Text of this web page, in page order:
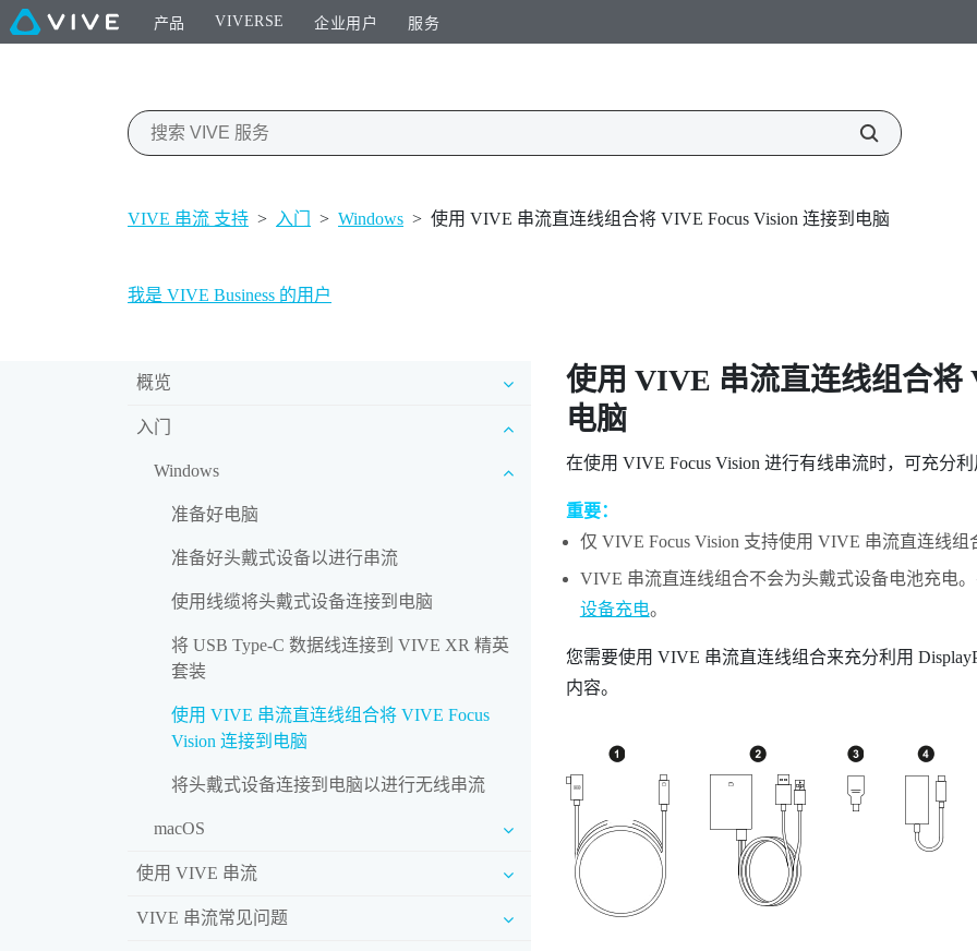
产品 VIVERSE 企业用户 服务
VIVE 串流 支持 > 入门 > Windows > 使用 VIVE 串流直连线组合将 VIVE Focus Vision 连接到电脑
我是 VIVE Business 的用户
概览
入门
Windows
准备好电脑
准备好头戴式设备以进行串流
使用线缆将头戴式设备连接到电脑
将 USB Type-C 数据线连接到 VIVE XR 精英
套装
使用 VIVE 串流直连线组合将 VIVE Focus
Vision 连接到电脑
将头戴式设备连接到电脑以进行无线串流
macOS
使用 VIVE 串流
VIVE 串流常见问题
使用 VIVE 串流直连线组合将
电脑
在使用 VIVE Focus Vision 进行有线串流时，可充分
重要：
仅 VIVE Focus Vision 支持使用 VIVE 串流直连线组
VIVE 串流直连线组合不会为头戴式设备电池充电
设备充电。
您需要使用 VIVE 串流直连线组合来充分利用
内容。